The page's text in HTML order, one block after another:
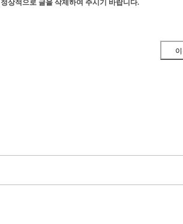
정상적으로 글을 삭제하여 주시기 바랍니다.